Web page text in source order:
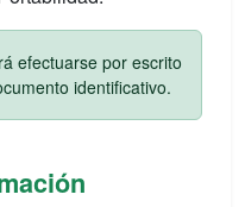
efectuarse por escrito
identificativo.